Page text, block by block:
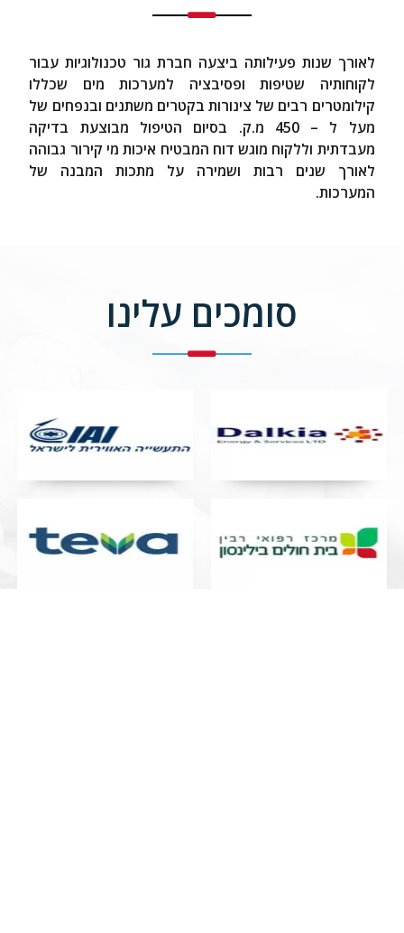
לאורך שנות פעילותה ביצעה חברת גור טכנולוגיות עבור
לקוחותיה שטיפות ופסיבציה למערכות מים שכללו
קילומטרים רבים של צינורות בקטרים משתנים ובנפחים של
מעל ל – 450 מ.ק. בסיום הטיפול מבוצעת בדיקה
מעבדתית וללקוח מוגש דוח המבטיח איכות מי קירור גבוהה
לאורך שנים רבות ושמירה על מתכות המבנה של
המערכות.
סומכים עלינו